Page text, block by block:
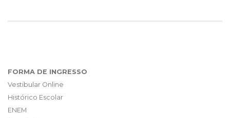
FORMA DE INGRESSO
Vestibular Online
Histórico Escolar
ENEM